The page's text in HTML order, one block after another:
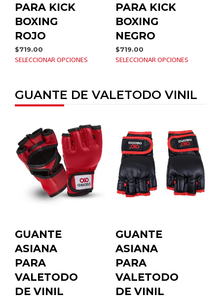
PARA KICK
BOXING
ROJO
$719.00
SELECCIONAR OPCIONES
PARA KICK
BOXING
NEGRO
$719.00
SELECCIONAR OPCIONES
GUANTE DE VALETODO VINIL
GUANTE
ASIANA
PARA
VALETODO
DE VINIL
GUANTE
ASIANA
PARA
VALETODO
DE VINIL